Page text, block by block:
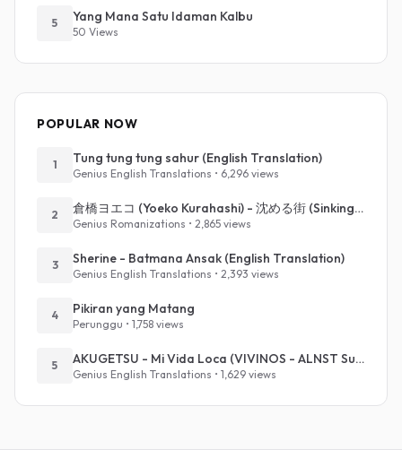
5 Yang Mana Satu Idaman Kalbu
50 Views
POPULAR NOW
1 Tung tung tung sahur (English Translation)
Genius English Translations • 6,296 views
2 倉橋ヨエコ (Yoeko Kurahashi) - 沈める街 (Sinking Town) (Romanized)
Genius Romanizations • 2,865 views
3 Sherine - Batmana Ansak (English Translation)
Genius English Translations • 2,393 views
4 Pikiran yang Matang
Perunggu • 1,758 views
5 AKUGETSU - Mi Vida Loca (VIVINOS - ALNST Sub : Till Part.1)
Genius English Translations • 1,629 views